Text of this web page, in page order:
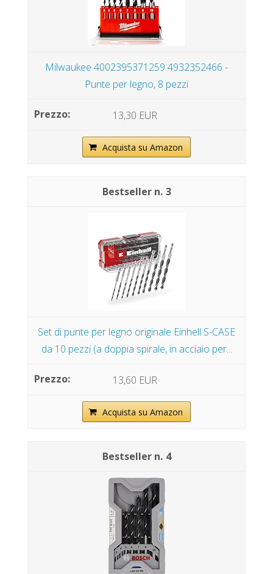
Milwaukee 4002395371259 4932352466 -
Punte per legno, 8 pezzi
13,30 EUR
Acquista su Amazon
3
Set di punte per legno originale Einhell S-CASE
da 10 pezzi (a doppia spirale, in acciaio per...
13,60 EUR
Acquista su Amazon
4